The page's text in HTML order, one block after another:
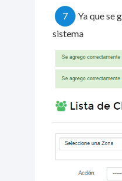
7
Ya que se
sistema